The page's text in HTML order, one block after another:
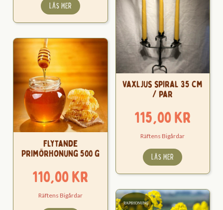
LÄS MER
Vaxljus spiral 35 cm
/ par
115,00kr
Räftens Bigårdar
LÄS MER
Flytande
Primörhonung 500 g
110,00kr
Räftens Bigårdar